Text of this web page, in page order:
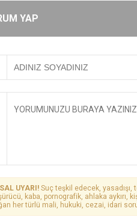
YAP
UYARI! Suç teşkil edecek, yasadışı,
kaba, pornografik, ahlaka aykırı,
her türlü mali, hukuki, cezai, idari